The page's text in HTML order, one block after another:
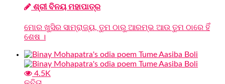
ଶ୍ରୀ ବିନୟ ମହାପାତ୍ର
ମୋର ଖୁସିର ସାମ୍ରାଜ୍ୟ, ତୁମ ଠାରୁ ଆରମ୍ଭ ଆଉ ତୁମ ଠାରେ ହିଁ
ଶେଷ ।
4.5K